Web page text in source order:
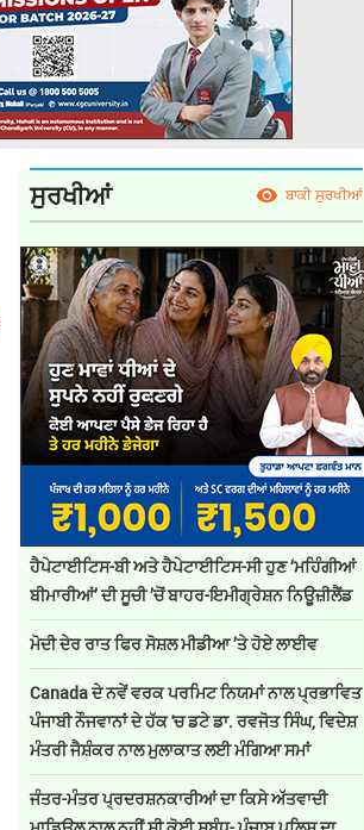
ਸੁਰਖੀਆਂ ਬਾਕੀ ਸੁਰਖੀਆਂ
ਹੈਪੇਟਾਈਟਿਸ-ਬੀ ਅਤੇ ਹੈਪੇਟਾਈਟਿਸ-ਸੀ ਹੁਣ ‘ਮਹਿੰਗੀਆਂ
ਬੀਮਾਰੀਆਂ’ ਦੀ ਸੂਚੀ ’ਚੋਂ ਬਾਹਰ-ਇਮੀਗ੍ਰੇਸ਼ਨ ਨਿਊਜ਼ੀਲੈਂਡ
ਮੋਦੀ ਦੇਰ ਰਾਤ ਫਿਰ ਸੋਸ਼ਲ ਮੀਡੀਆ ’ਤੇ ਹੋਏ ਲਾਈਵ
Canada ਦੇ ਨਵੇਂ ਵਰਕ ਪਰਮਿਟ ਨਿਯਮਾਂ ਨਾਲ ਪ੍ਰਭਾਵਿਤ
ਪੰਜਾਬੀ ਨੌਜਵਾਨਾਂ ਦੇ ਹੱਕ 'ਚ ਡਟੇ ਡਾ. ਰਵਜੋਤ ਸਿੰਘ, ਵਿਦੇਸ਼
ਮੰਤਰੀ ਜੈਸ਼ੰਕਰ ਨਾਲ ਮੁਲਾਕਾਤ ਲਈ ਮੰਗਿਆ ਸਮਾਂ
ਜੰਤਰ-ਮੰਤਰ ਪ੍ਰਦਰਸ਼ਨਕਾਰੀਆਂ ਦਾ ਕਿਸੇ ਅੱਤਵਾਦੀ